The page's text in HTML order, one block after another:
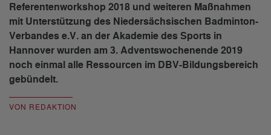
Referentenworkshop 2018 und weiteren Maßnahmen
mit Unterstützung des Niedersächsischen Badminton-
Verbandes e.V. an der Akademie des Sports in
Hannover wurden am 3. Adventswochenende 2019
noch einmal alle Ressourcen im DBV-Bildungsbereich
gebündelt.
VON REDAKTION